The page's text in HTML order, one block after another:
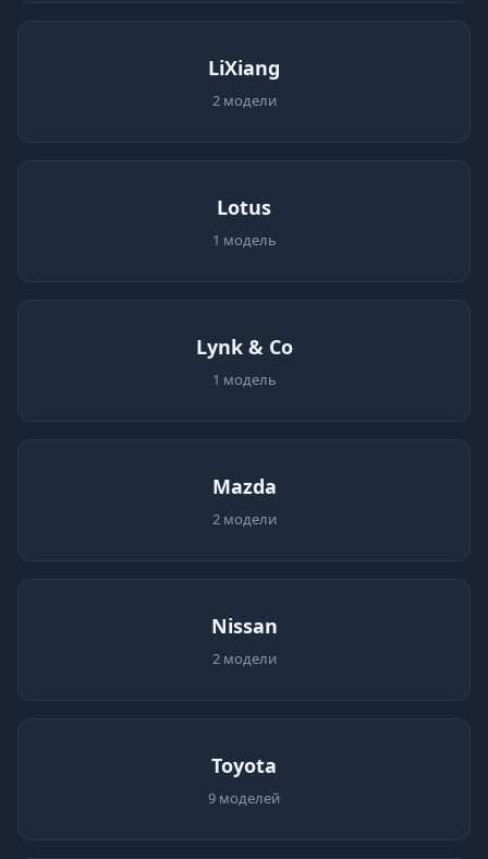
LiXiang
2 модели
Lotus
1 модель
Lynk & Co
1 модель
Mazda
2 модели
Nissan
2 модели
Toyota
9 моделей